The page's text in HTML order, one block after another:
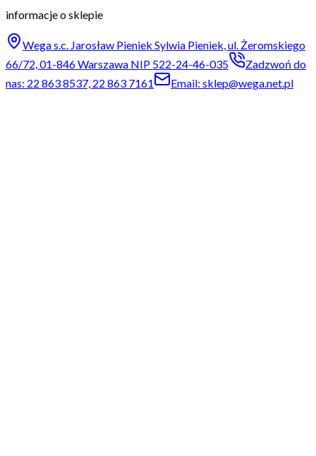
informacje o sklepie
Wega s.c. Jarosław Pieniek Sylwia Pieniek, ul. Żeromskiego
66/72, 01-846 Warszawa NIP 522-24-46-035
Zadzwoń do
nas: 22 863 8537, 22 863 7161
Email: sklep@wega.net.pl